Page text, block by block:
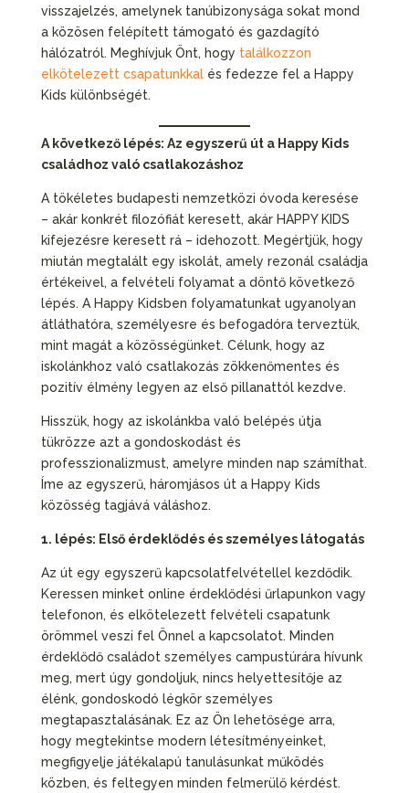
visszajelzés, amelynek tanúbizonysága sokat mond
a közösen felépített támogató és gazdagító
hálózatról. Meghívjuk Önt, hogy találkozzon
elkötelezett csapatunkkalés fedezze fel a Happy
Kids különbségét.
A következő lépés: Az egyszerű út a Happy Kids
családhoz való csatlakozáshoz
A tökéletes budapesti nemzetközi óvoda keresése
– akár konkrét filozófiát keresett, akár HAPPY KIDS
kifejezésre keresett rá – idehozott. Megértjük, hogy
miután megtalált egy iskolát, amely rezonál családja
értékeivel, a felvételi folyamat a döntő következő
lépés. A Happy Kidsben folyamatunkat ugyanolyan
átláthatóra, személyesre és befogadóra terveztük,
mint magát a közösségünket. Célunk, hogy az
iskolánkhoz való csatlakozás zökkenőmentes és
pozitív élmény legyen az első pillanattól kezdve.
Hisszük, hogy az iskolánkba való belépés útja
tükrözze azt a gondoskodást és
professzionalizmust, amelyre minden nap számíthat.
Íme az egyszerű, háromjásos út a Happy Kids
közösség tagjává váláshoz.
1. lépés: Első érdeklődés és személyes látogatás
Az út egy egyszerű kapcsolatfelvétellel kezdődik.
Keressen minket online érdeklődési űrlapunkon vagy
telefonon, és elkötelezett felvételi csapatunk
örömmel veszi fel Önnel a kapcsolatot. Minden
érdeklődő családot személyes campustúrára hívunk
meg, mert úgy gondoljuk, nincs helyettesítője az
élénk, gondoskodó légkör személyes
megtapasztalásának. Ez az Ön lehetősége arra,
hogy megtekintse modern létesítményeinket,
megfigyelje játékalapú tanulásunkat működés
közben, és feltegyen minden felmerülő kérdést.